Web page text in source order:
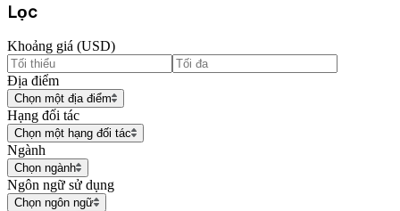
Lọc
Khoảng giá (USD)
Địa điểm
Chọn một địa điểm
Hạng đối tác
Chọn một hạng đối tác
Ngành
Chọn ngành
Ngôn ngữ sử dụng
Chọn ngôn ngữ